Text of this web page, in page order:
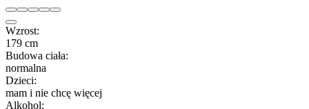
Wzrost:
179 cm
Budowa ciała:
normalna
Dzieci:
mam i nie chcę więcej
Alkohol: